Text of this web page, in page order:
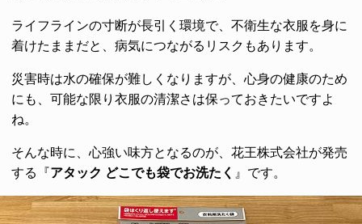
ライフラインの寸断が長引く環境で、不衛生な衣服を身に
着けたままだと、病気につながるリスクもあります。
災害時は水の確保が難しくなりますが、心身の健康のため
にも、可能な限り衣服の清潔さは保っておきたいですよ
ね。
そんな時に、心強い味方となるのが、花王株式会社が発売
する『アタック どこでも袋でお洗たく 』です。